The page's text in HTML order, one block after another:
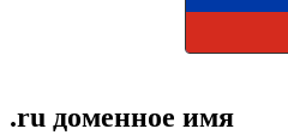
.ru доменное имя